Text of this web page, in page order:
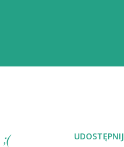
UDOSTĘPNIJ